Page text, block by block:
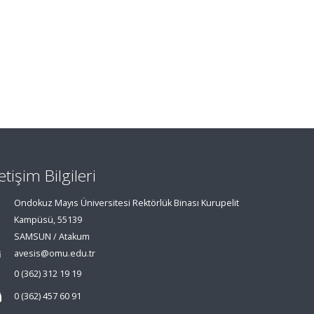
Bilgileri
Ondokuz Mayıs Üniversitesi Rektörlük Binası Kurupelit
Kampüsü, 55139
SAMSUN / Atakum
avesis@omu.edu.tr
0 (362) 312 19 19
0 (362) 457 60 91